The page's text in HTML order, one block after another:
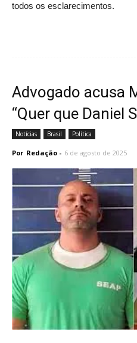
todos os esclarecimentos.
Advogado acusa
“Quer que Daniel
Notícias Brasil Política
Por Redação - 6 de agosto de 2025